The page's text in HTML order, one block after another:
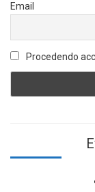
Email
Procedendo